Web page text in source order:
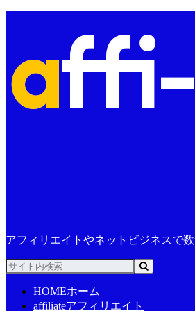
アフィリエイトやネットビジネスで
HOMEホーム
affiliateアフィリエイト